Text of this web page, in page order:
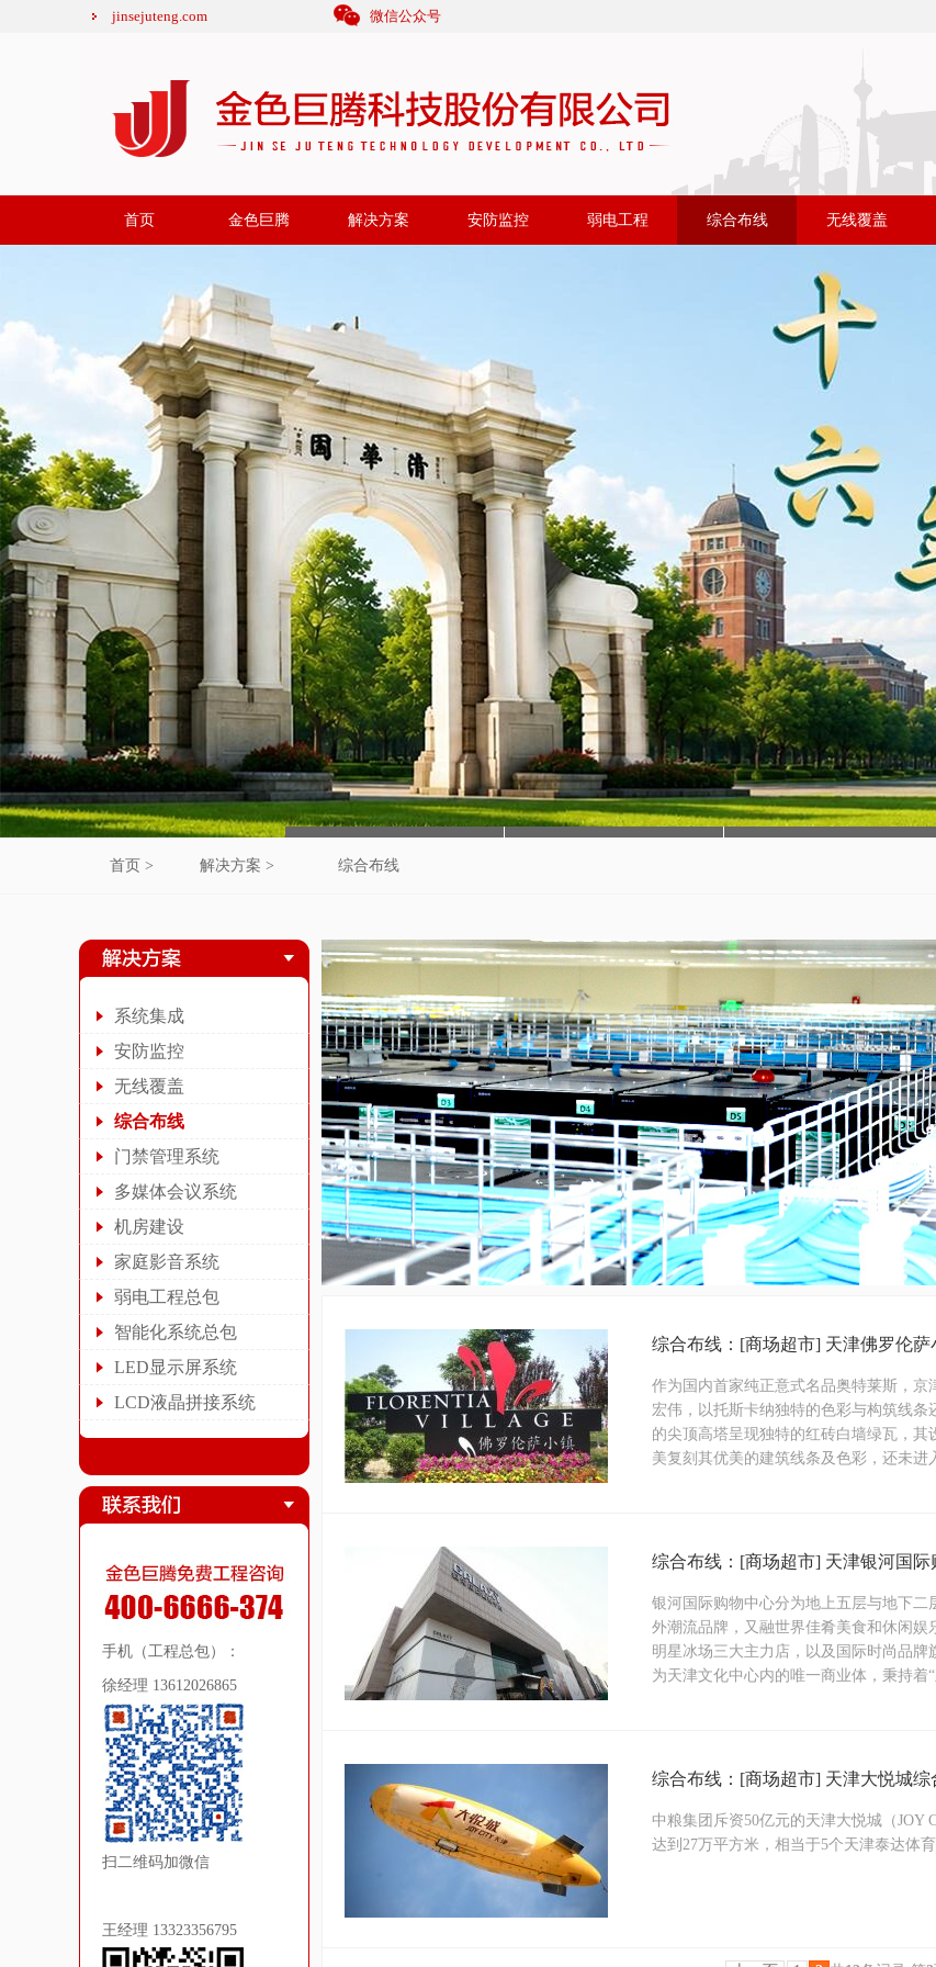
jinsejuteng.com 微信公众号
首页 金色巨腾 解决方案 安防监控 弱电工程 综合布线 无线覆盖
首页 > 解决方案 > 综合布线
系统集成
安防监控
无线覆盖
综合布线
门禁管理系统
多媒体会议系统
机房建设
家庭影音系统
弱电工程总包
智能化系统总包
LED显示屏系统
LCD液晶拼接系统
手机（工程总包）：
徐经理 13612026865
扫二维码加微信
王经理 13323356795
综合布线：[商场超市] 天津佛罗伦萨
作为国内首家纯正意式名品奥特莱斯，
宏伟，以托斯卡纳独特的色彩与构筑线条
的尖顶高塔呈现独特的红砖白墙绿瓦，其
美复刻其优美的建筑线条及色彩，还未进
综合布线：[商场超市] 天津银河国际
银河国际购物中心分为地上五层与地下
外潮流品牌，又融世界佳肴美食和休闲
明星冰场三大主力店，以及国际时尚品
为天津文化中心内的唯一商业体，秉持
综合布线：[商场超市] 天津大悦城综
中粮集团斥资50亿元的天津大悦城（JOY
达到27万平方米，相当于5个天津泰达体